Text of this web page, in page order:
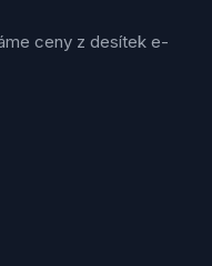
ceny z desítek e-